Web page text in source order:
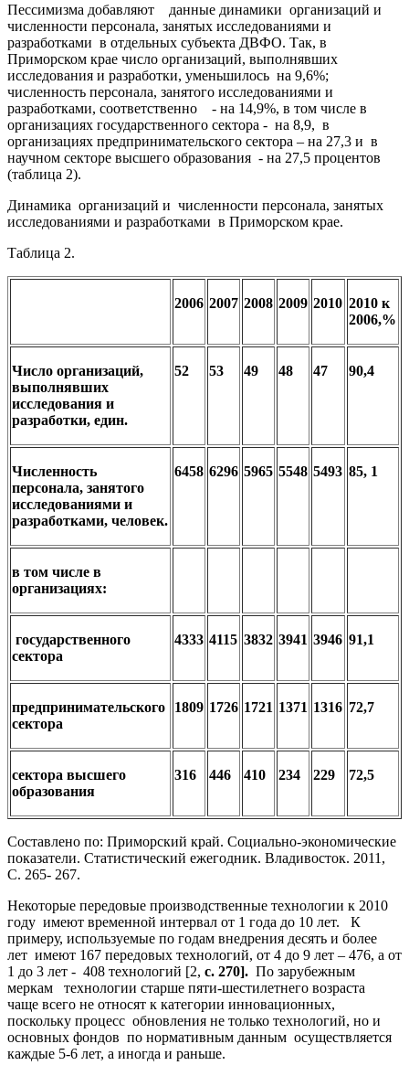
Пессимизма добавляют данные динамики организаций и
численности персонала, занятых исследованиями и
разработками в отдельных субъекта ДВФО. Так, в
Приморском крае число организаций, выполнявших
исследования и разработки, уменьшилось на 9,6%;
численность персонала, занятого исследованиями и
разработками, соответственно - на 14,9%, в том числе в
организациях государственного сектора - на 8,9, в
организациях предпринимательского сектора – на 27,3 и в
научном секторе высшего образования - на 27,5 процентов
(таблица 2).
Динамика организаций и численности персонала, занятых
исследованиями и разработками в Приморском крае.
Таблица 2.
2006 2007 2008 2009 2010 2010 к
2006,%
Число организаций,
выполнявших
исследования и
разработки, един.
52 53 49 48 47 90,4
Численность
персонала, занятого
исследованиями и
разработками, человек.
6458 6296 5965 5548 5493 85, 1
в том числе в
организациях:
государственного
сектора
4333 4115 3832 3941 3946 91,1
предпринимательского
сектора
1809 1726 1721 1371 1316 72,7
сектора высшего
образования
316 446 410 234 229 72,5
Составлено по: Приморский край. Социально-экономические
показатели. Статистический ежегодник. Владивосток. 2011,
С. 265- 267.
Некоторые передовые производственные технологии к 2010
году имеют временной интервал от 1 года до 10 лет. К
примеру, используемые по годам внедрения десять и более
лет имеют 167 передовых технологий, от 4 до 9 лет – 476, а от
1 до 3 лет - 408 технологий [2, с. 270]. По зарубежным
меркам технологии старше пяти-шестилетнего возраста
чаще всего не относят к категории инновационных,
поскольку процесс обновления не только технологий, но и
основных фондов по нормативным данным осуществляется
каждые 5-6 лет, а иногда и раньше.